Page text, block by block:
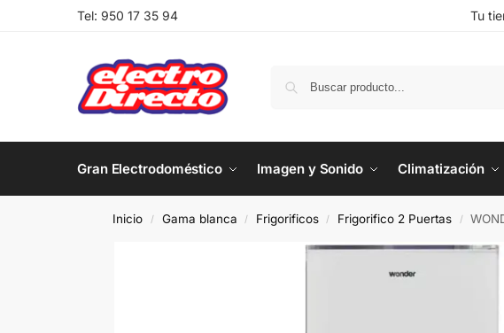
Tel: 950 17 35 94 Tu
Gran Electrodoméstico Imagen y Sonido Climatización
Inicio / Gama blanca / Frigorificos / Frigorifico 2 Puertas /